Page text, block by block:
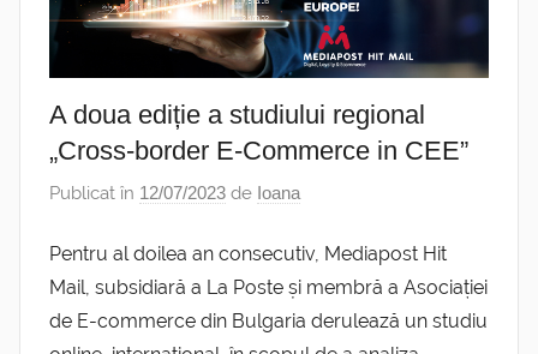
A doua ediție a studiului regional
„Cross-border E-Commerce in CEE”
Publicat în 12/07/2023 de Ioana
Pentru al doilea an consecutiv, Mediapost Hit
Mail, subsidiară a La Poste și membră a Asociației
de E-commerce din Bulgaria derulează un studiu